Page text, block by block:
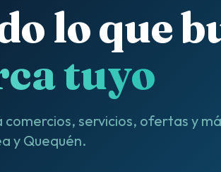
lo que
tuyo
comercios, servicios, ofertas y
y Quequén.